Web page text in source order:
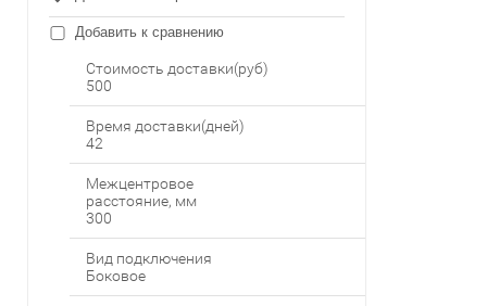
Добавить к сравнению
Стоимость доставки(руб)
500
Время доставки(дней)
42
Межцентровое
расстояние, мм
300
Вид подключения
Боковое